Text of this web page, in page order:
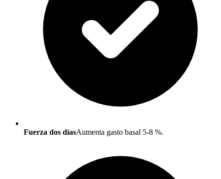
Fuerza dos díasAumenta gasto basal 5-8 %.